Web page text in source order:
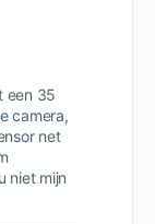
een 35
camera,
net
niet mijn